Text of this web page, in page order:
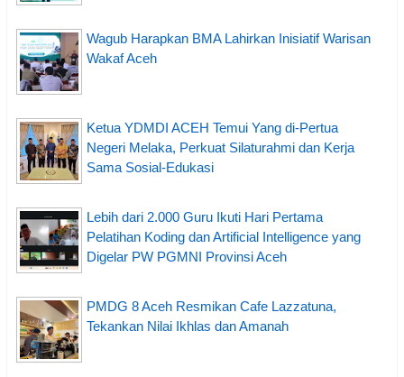
Wagub Harapkan BMA Lahirkan Inisiatif Warisan
Wakaf Aceh
Ketua YDMDI ACEH Temui Yang di-Pertua
Negeri Melaka, Perkuat Silaturahmi dan Kerja
Sama Sosial-Edukasi
Lebih dari 2.000 Guru Ikuti Hari Pertama
Pelatihan Koding dan Artificial Intelligence yang
Digelar PW PGMNI Provinsi Aceh
PMDG 8 Aceh Resmikan Cafe Lazzatuna,
Tekankan Nilai Ikhlas dan Amanah